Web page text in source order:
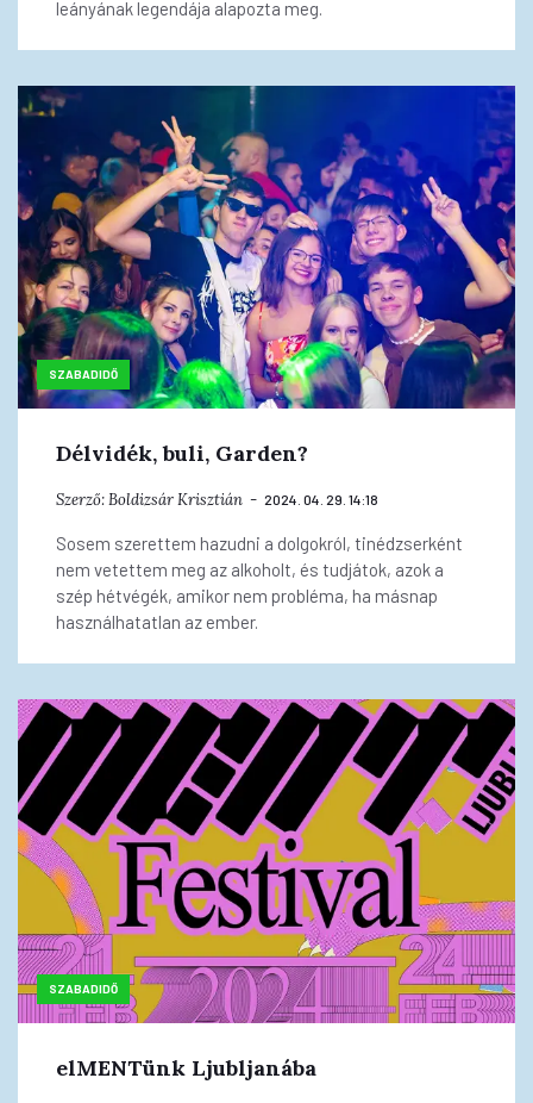
leányának legendája alapozta meg.
SZABADIDŐ
Délvidék, buli, Garden?
Szerző:Boldizsár Krisztián 2024. 04. 29. 14:18
Sosem szerettem hazudni a dolgokról, tinédzserként
nem vetettem meg az alkoholt, és tudjátok, azok a
szép hétvégék, amikor nem probléma, ha másnap
használhatatlan az ember.
SZABADIDŐ
elMENTünk Ljubljanába